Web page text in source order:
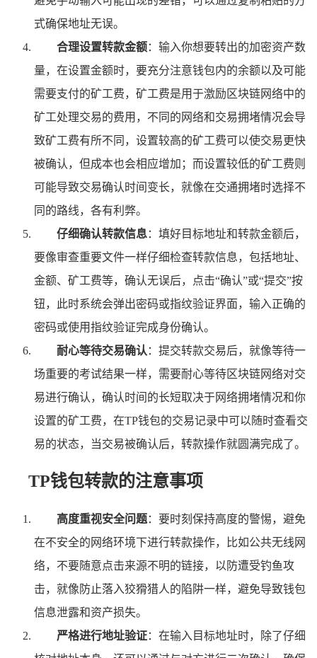
式确保地址无误。
合理设置转款金额：输入你想要转出的加密资产数
量，在设置金额时，要充分注意钱包内的余额以及可能
需要支付的矿工费，矿工费是用于激励区块链网络中的
矿工处理交易的费用，不同的网络和交易拥堵情况会导
致矿工费有所不同，设置较高的矿工费可以使交易更快
被确认，但成本也会相应增加；而设置较低的矿工费则
可能导致交易确认时间变长，就像在交通拥堵时选择不
同的路线，各有利弊。
仔细确认转款信息：填好目标地址和转款金额后，
要像审查重要文件一样仔细检查转款信息，包括地址、
金额、矿工费等，确认无误后，点击“确认”或“提交”按
钮，此时系统会弹出密码或指纹验证界面，输入正确的
密码或使用指纹验证完成身份确认。
耐心等待交易确认 ：提交转款交易后，就像等待一
场重要的考试结果一样，需要耐心等待区块链网络对交
易进行确认，确认时间的长短取决于网络拥堵情况和你
设置的矿工费，在TP钱包的交易记录中可以随时查看交
易的状态，当交易被确认后，转款操作就圆满完成了。
TP钱包转款的注意事项
高度重视安全问题：要时刻保持高度的警惕，避免
在不安全的网络环境下进行转款操作，比如公共无线网
络，不要随意点击来源不明的链接，以防遭受钓鱼攻
击，就像防止落入狡猾猎人的陷阱一样，避免导致钱包
信息泄露和资产损失。
严格进行地址验证：在输入目标地址时，除了仔细